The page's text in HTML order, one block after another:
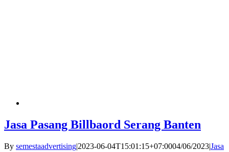
Jasa Pasang Billbaord Serang Banten
By semestaadvertising|2023-06-04T15:01:15+07:0004/06/2023|Jasa